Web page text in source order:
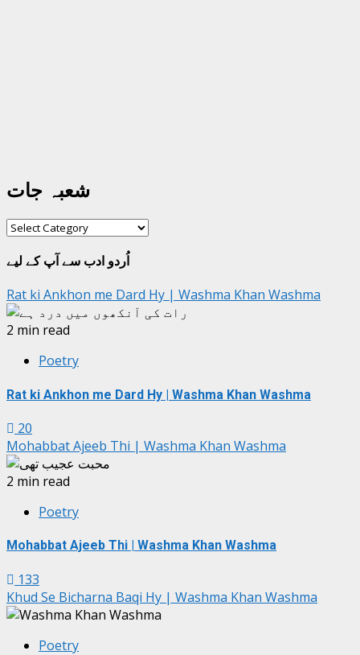
شعبہ جات
شعبہ
اُردو ادب سے آپ کے لیے
Rat ki Ankhon me Dard Hy | Washma Khan Washma
2 min read
Poetry
Rat ki Ankhon me Dard Hy | Washma Khan Washma
20
Mohabbat Ajeeb Thi | Washma Khan Washma
2 min read
Poetry
Mohabbat Ajeeb Thi | Washma Khan Washma
133
Khud Se Bicharna Baqi Hy | Washma Khan Washma
Poetry